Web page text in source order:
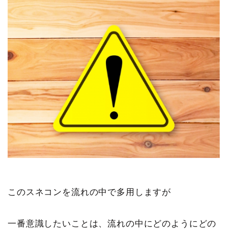
このスネコンを流れの中で多用しますが
一番意識したいことは、流れの中にどのようにどの